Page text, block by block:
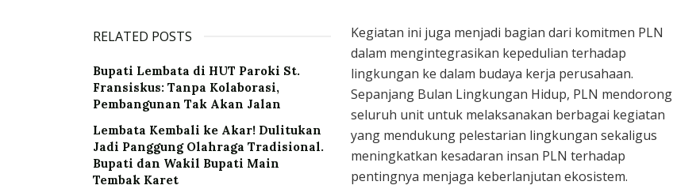
RELATED POSTS
Bupati Lembata di HUT Paroki St.
Fransiskus: Tanpa Kolaborasi,
Pembangunan Tak Akan Jalan
Lembata Kembali ke Akar! Dulitukan
Jadi Panggung Olahraga Tradisional.
Bupati dan Wakil Bupati Main
Tembak Karet
Kegiatan ini juga menjadi bagian dari komitmen PLN
dalam mengintegrasikan kepedulian terhadap
lingkungan ke dalam budaya kerja perusahaan.
Sepanjang Bulan Lingkungan Hidup, PLN mendorong
seluruh unit untuk melaksanakan berbagai kegiatan
yang mendukung pelestarian lingkungan sekaligus
meningkatkan kesadaran insan PLN terhadap
pentingnya menjaga keberlanjutan ekosistem.